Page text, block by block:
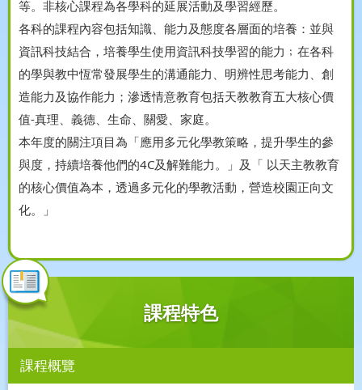
等。非核心課程為各學科的延展活動及學習經歷。
各科的課程內容包括知識、能力及態度各層面的培養：並與
資訊科技結合，培養學生使用資訊科技學習的能力﹔在各科
的學與教中恆常發展學生的溝通能力、明辨性思考能力、創
造能力及協作能力；滲透情意教育包括天教教育五大核心價
值-真理、義德、生命、關愛、家庭。
本年度的關注項目為「應用多元化學教策略，提升學生的參
與度，持續培養他們的4C及解難能力。」及「 以天主教教育
的核心價值為本，透過多元化的學教活動，營造校園正向文
化。」
課程特色
課程概覽